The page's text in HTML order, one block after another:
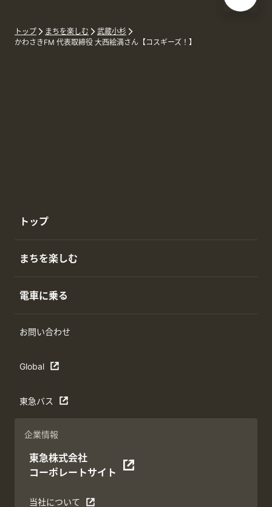
トップ まちを楽しむ
武蔵小杉
かわさきFM 代表取締役 大西絵満さん【コスギーズ！】
トップ
まちを楽しむ
電車に乗る
お問い合わせ
Global
東急バス
企業情報
東急株式会社
コーポレートサイト
当社について